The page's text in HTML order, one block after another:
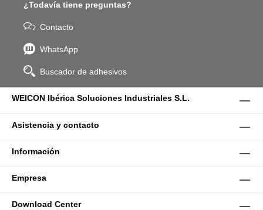
¿Todavía tiene preguntas?
Contacto
WhatsApp
Buscador de adhesivos
WEICON Ibérica Soluciones Industriales S.L.
Asistencia y contacto
Información
Empresa
Download Center